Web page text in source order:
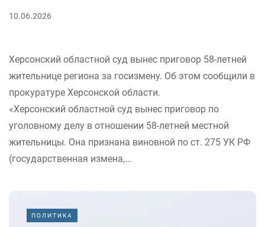
10.06.2026
Херсонский областной суд вынес приговор 58-летней
жительнице региона за госизмену. Об этом сообщили в
прокуратуре Херсонской области.
«Херсонский областной суд вынес приговор по
уголовному делу в отношении 58-летней местной
жительницы. Она признана виновной по ст. 275 УК РФ
(государственная измена,...
ПОЛИТИКА